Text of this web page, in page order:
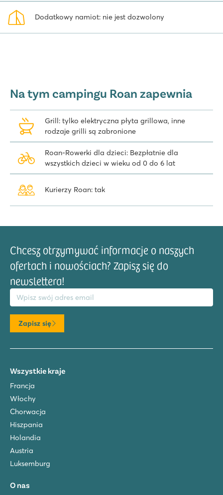
Dodatkowy namiot: nie jest dozwolony
Na tym campingu Roan zapewnia
Grill: tylko elektryczna płyta grillowa, inne
rodzaje grilli są zabronione
Roan-Rowerki dla dzieci: Bezpłatnie dla
wszystkich dzieci w wieku od 0 do 6 lat
Kurierzy Roan: tak
Chcesz otrzymywać informacje o naszych
ofertach i nowościach? Zapisz się do
newslettera!
email
Zapisz się
Wszystkie kraje
Francja
Włochy
Chorwacja
Hiszpania
Holandia
Austria
Luksemburg
O nas